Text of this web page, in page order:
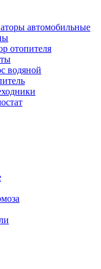
автомобильные
отопителя
водяной